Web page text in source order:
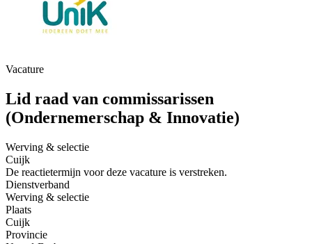
Vacature
Lid raad van commissarissen
(Ondernemerschap & Innovatie)
Werving & selectie
Cuijk
De reactietermijn voor deze vacature is verstreken.
Dienstverband
Werving & selectie
Plaats
Cuijk
Provincie